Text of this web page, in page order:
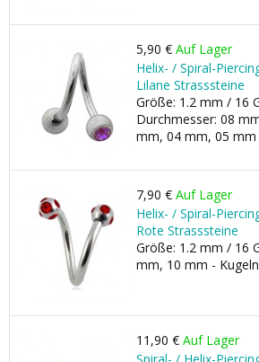
5,90 € Auf Lager
Helix- / Spiral-
Lilane Strasssteine
Größe: 1.2 mm / 16
Durchmesser: 08
mm, 04 mm, 05 mm
7,90 € Auf Lager
Helix- / Spiral-
Rote Strasssteine
Größe: 1.2 mm / 16
mm, 10 mm -
11,90 € Auf Lager